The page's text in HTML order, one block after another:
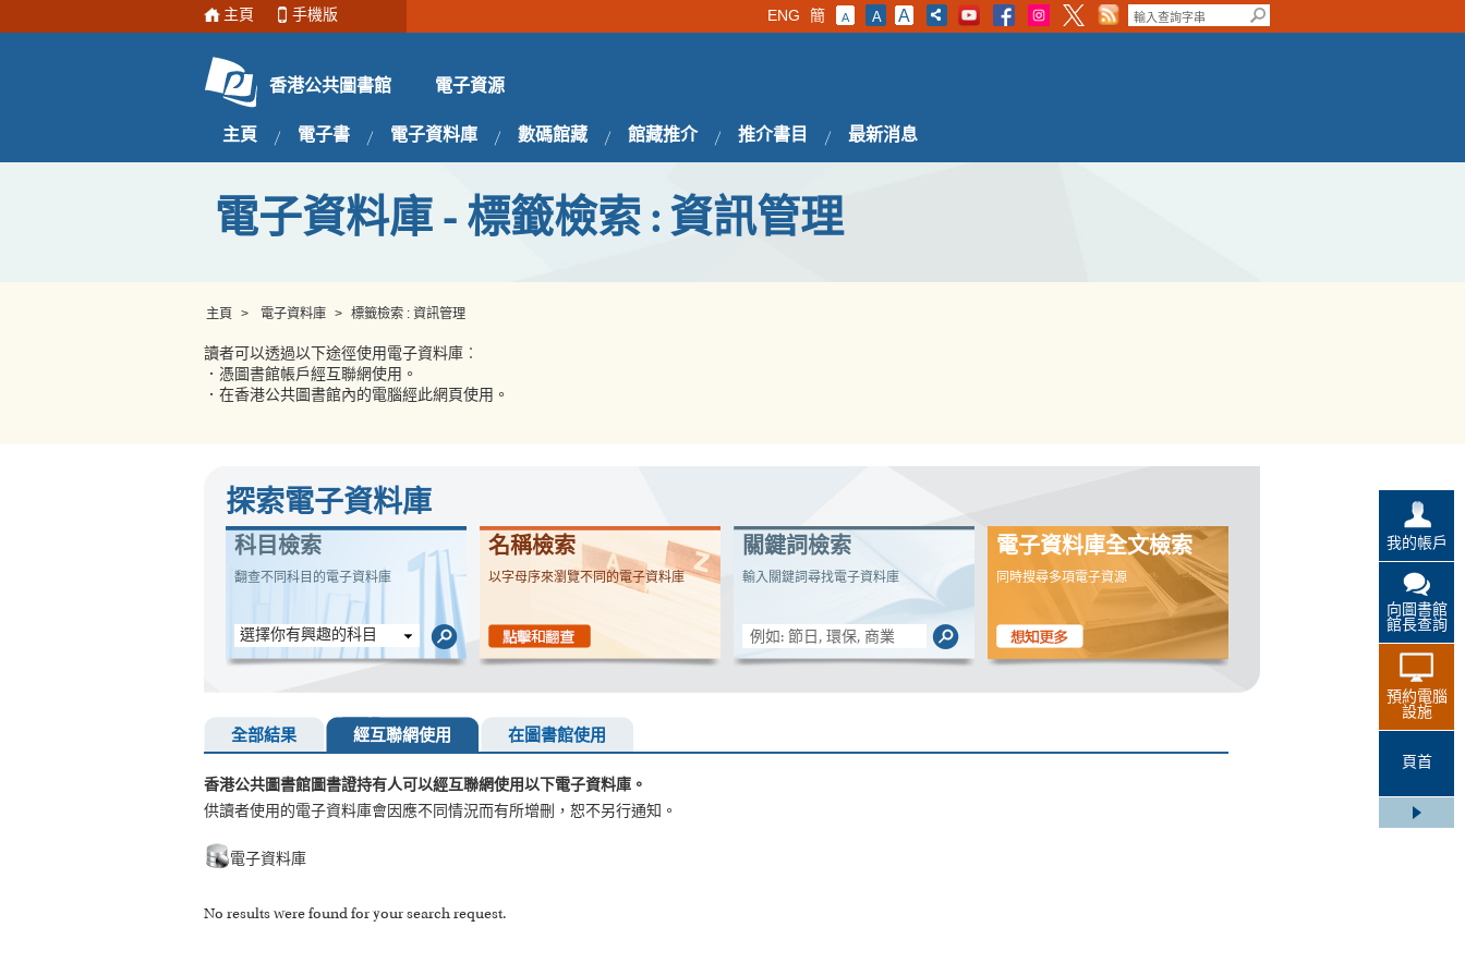
主頁 手機版 ENG 簡 A A A
香港公共圖書館 電子資源
主頁 電子書 電子資料庫 數碼館藏 館藏推介 推介書目 最新消息
我的帳戶
向圖書館
館長查詢
預約電腦
設施
頁首
電子資料庫 - 標籤檢索 : 資訊管理
主頁 > 電子資料庫 > 標籤檢索 : 資訊管理
讀者可以透過以下途徑使用電子資料庫︰
．憑圖書館帳戶經互聯網使用。
．在香港公共圖書館內的電腦經此網頁使用。
探索電子資料庫
科目檢索
翻查不同科目的電子資料庫
選擇你有興趣的科目
名稱檢索
以字母序來瀏覽不同的電子資料庫
關鍵詞檢索
輸入關鍵詞尋找電子資料庫
電子資料庫全文檢索
同時搜尋多項電子資源
全部結果 經互聯網使用 在圖書館使用
香港公共圖書館圖書證持有人可以經互聯網使用以下電子資料庫。
供讀者使用的電子資料庫會因應不同情況而有所增刪，恕不另行通知。
電子資料庫
No results were found for your search request.